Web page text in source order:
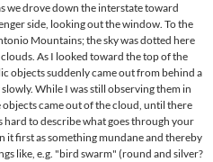
we drove down the interstate toward
side, looking out the window. To the
Mountains; the sky was dotted here
As I looked toward the top of the
objects suddenly came out from behind a
While I was still observing them in
came out of the cloud, until there
hard to describe what goes through your
it first as something mundane and thereby
like, e.g. "bird swarm" (round and silver?